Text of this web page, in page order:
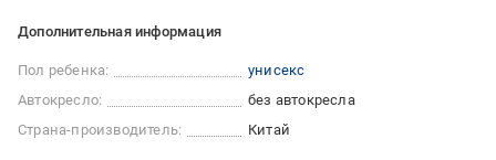
Дополнительная информация
Пол ребенка:
унисекс
Автокресло:
без автокресла
Страна-производитель:
Китай